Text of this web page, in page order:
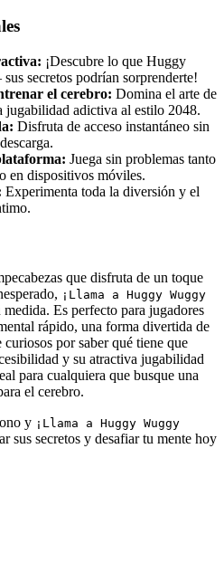
¡Descubre lo que Huggy
secretos podrían sorprenderte!
el cerebro: Domina el arte de
jugabilidad adictiva al estilo 2048.
Disfruta de acceso instantáneo sin
Juega sin problemas tanto
en dispositivos móviles.
Experimenta toda la diversión y el
que disfruta de un toque
¡Llama a Huggy Wuggy
medida. Es perfecto para jugadores
rápido, una forma divertida de
por saber qué tiene que
y su atractiva jugabilidad
para cualquiera que busque una
el cerebro.
y ¡Llama a Huggy Wuggy
sus secretos y desafiar tu mente hoy